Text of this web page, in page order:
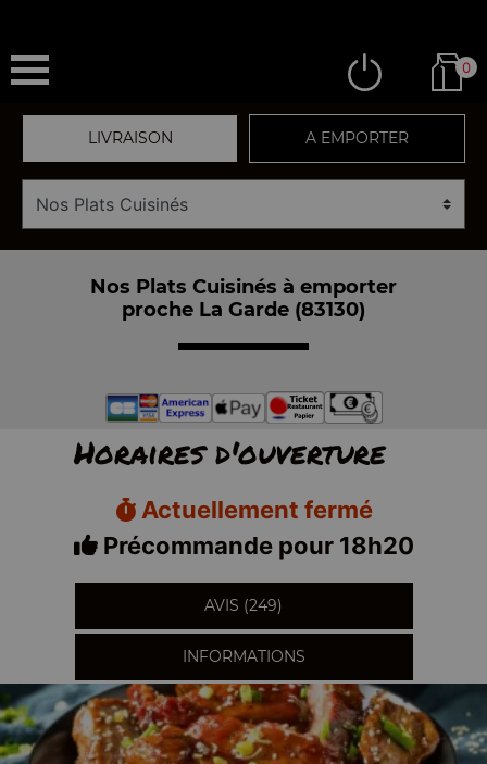
0
LIVRAISON A EMPORTER
Nos Plats Cuisinés à emporter
proche La Garde (83130)
Horaires d'ouverture
Actuellement fermé
Précommande pour 18h20
AVIS (249)
INFORMATIONS